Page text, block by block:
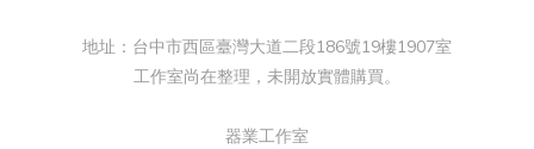
地址：台中市西區臺灣大道二段186號19樓1907室
工作室尚在整理，未開放實體購買。
器業工作室